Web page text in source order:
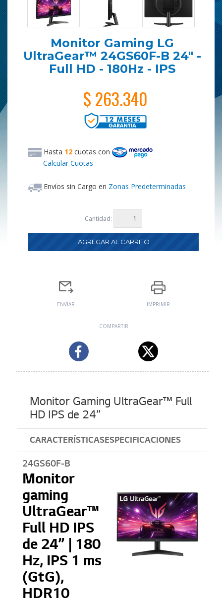
Monitor Gaming LG
UltraGear™ 24GS60F-B 24" -
Full HD - 180Hz - IPS
$ 263.340
Hasta 12 cuotas con
Calcular Cuotas
Envíos sin Cargo en Zonas Predeterminadas
Cantidad:
ENVIAR IMPRIMIR
COMPARTIR
Monitor Gaming UltraGear™ Full
HD IPS de 24”
CARACTERÍSTICASESPECIFICACIONES
24GS60F-B
Monitor
gaming
UltraGear™
Full HD IPS
de 24” | 180
Hz, IPS 1 ms
(GtG),
HDR10